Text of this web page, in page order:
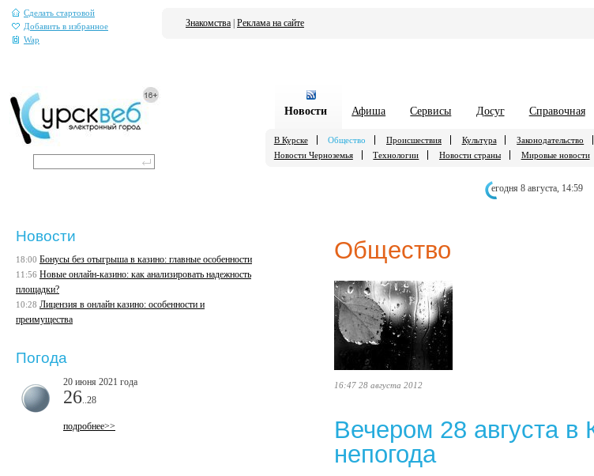
Сделать стартовой
Добавить в избранное
Wap
Знакомства Реклама на сайте
Новости Афиша Сервисы Досуг Справочная
В Курске Общество Происшествия Культура Законодательство
Новости Черноземья
Технологии Новости страны Мировые новости
егодня 8 августа, 14:59
Общество
16:47 28 августа 2012
Вечером 28 августа в
непогода
Новости
18:00 Бонусы без отыгрыша в казино: главные особенности
11:56 Новые онлайн-казино: как анализировать надежность
площадки?
10:28 Лицензия в онлайн казино: особенности и
преимущества
Погода
20 июня 2021 года
26 ..28
подробнее>>